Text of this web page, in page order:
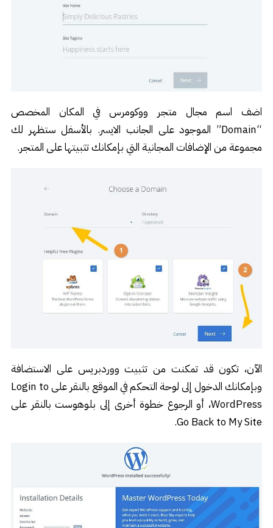
اضف اسم مجال متجر ووكومرس في المكان المخصص
“Domain” الموجود على الجانب الايسر. بالأسفل ستظهر لك
مجموعة من الإضافات المجانية التي بإمكانك تثبيتها على المتجر.
الآن، تكون قد تمكنت من تثبيت ووردبريس على الاستضافة
وبإمكانك الدخول إلى لوحة التحكم في الموقع بالنقر على Login to
WordPress، أو الرجوع خطوة أخرى إلى بلوهوست بالنقر على
Go Back to My Site.